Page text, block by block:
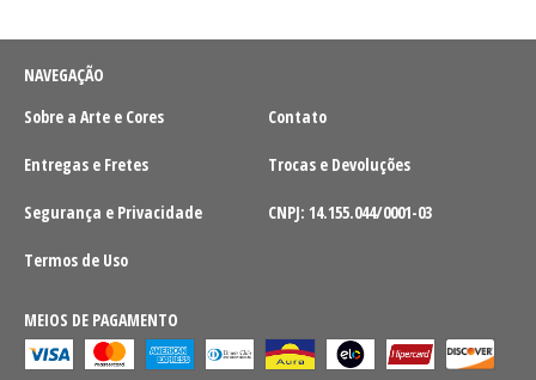
NAVEGAÇÃO
Sobre a Arte e Cores
Contato
Entregas e Fretes Trocas e Devoluções
Segurança e Privacidade CNPJ: 14.155.044/0001-03
Termos de Uso
MEIOS DE PAGAMENTO